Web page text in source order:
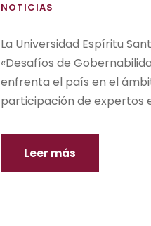
NOTICIAS
La Universidad Espíritu
«Desafíos de
enfrenta el país en el
participación de expertos
Leer más